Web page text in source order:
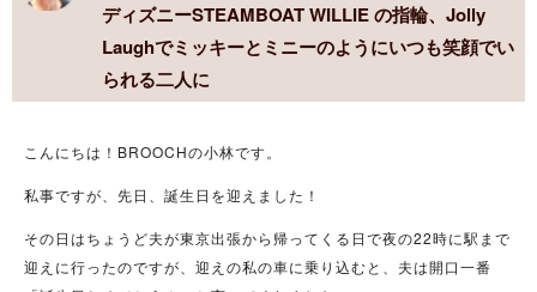
ディズニーSTEAMBOAT WILLIE の指輪、Jolly
Laughでミッキーとミニーのようにいつも笑顔でい
られる二人に
こんにちは！BROOCHの小林です。
私事ですが、先日、誕生日を迎えました！
その日はちょうど夫が東京出張から帰ってくる日で夜の22時に駅まで
迎えに行ったのですが、迎えの私の車に乗り込むと、夫は開口一番